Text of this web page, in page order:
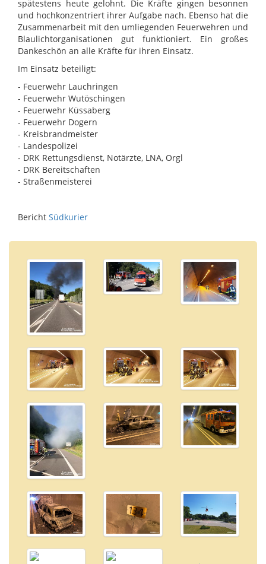
spätestens heute gelohnt. Die Kräfte gingen besonnen
und hochkonzentriert ihrer Aufgabe nach. Ebenso hat die
Zusammenarbeit mit den umliegenden Feuerwehren und
Blaulichtorganisationen gut funktioniert. Ein großes
Dankeschön an alle Kräfte für ihren Einsatz.
Im Einsatz beteiligt:
- Feuerwehr Lauchringen
- Feuerwehr Wutöschingen
- Feuerwehr Küssaberg
- Feuerwehr Dogern
- Kreisbrandmeister
- Landespolizei
- DRK Rettungsdienst, Notärzte, LNA, Orgl
- DRK Bereitschaften
- Straßenmeisterei
Bericht Südkurier